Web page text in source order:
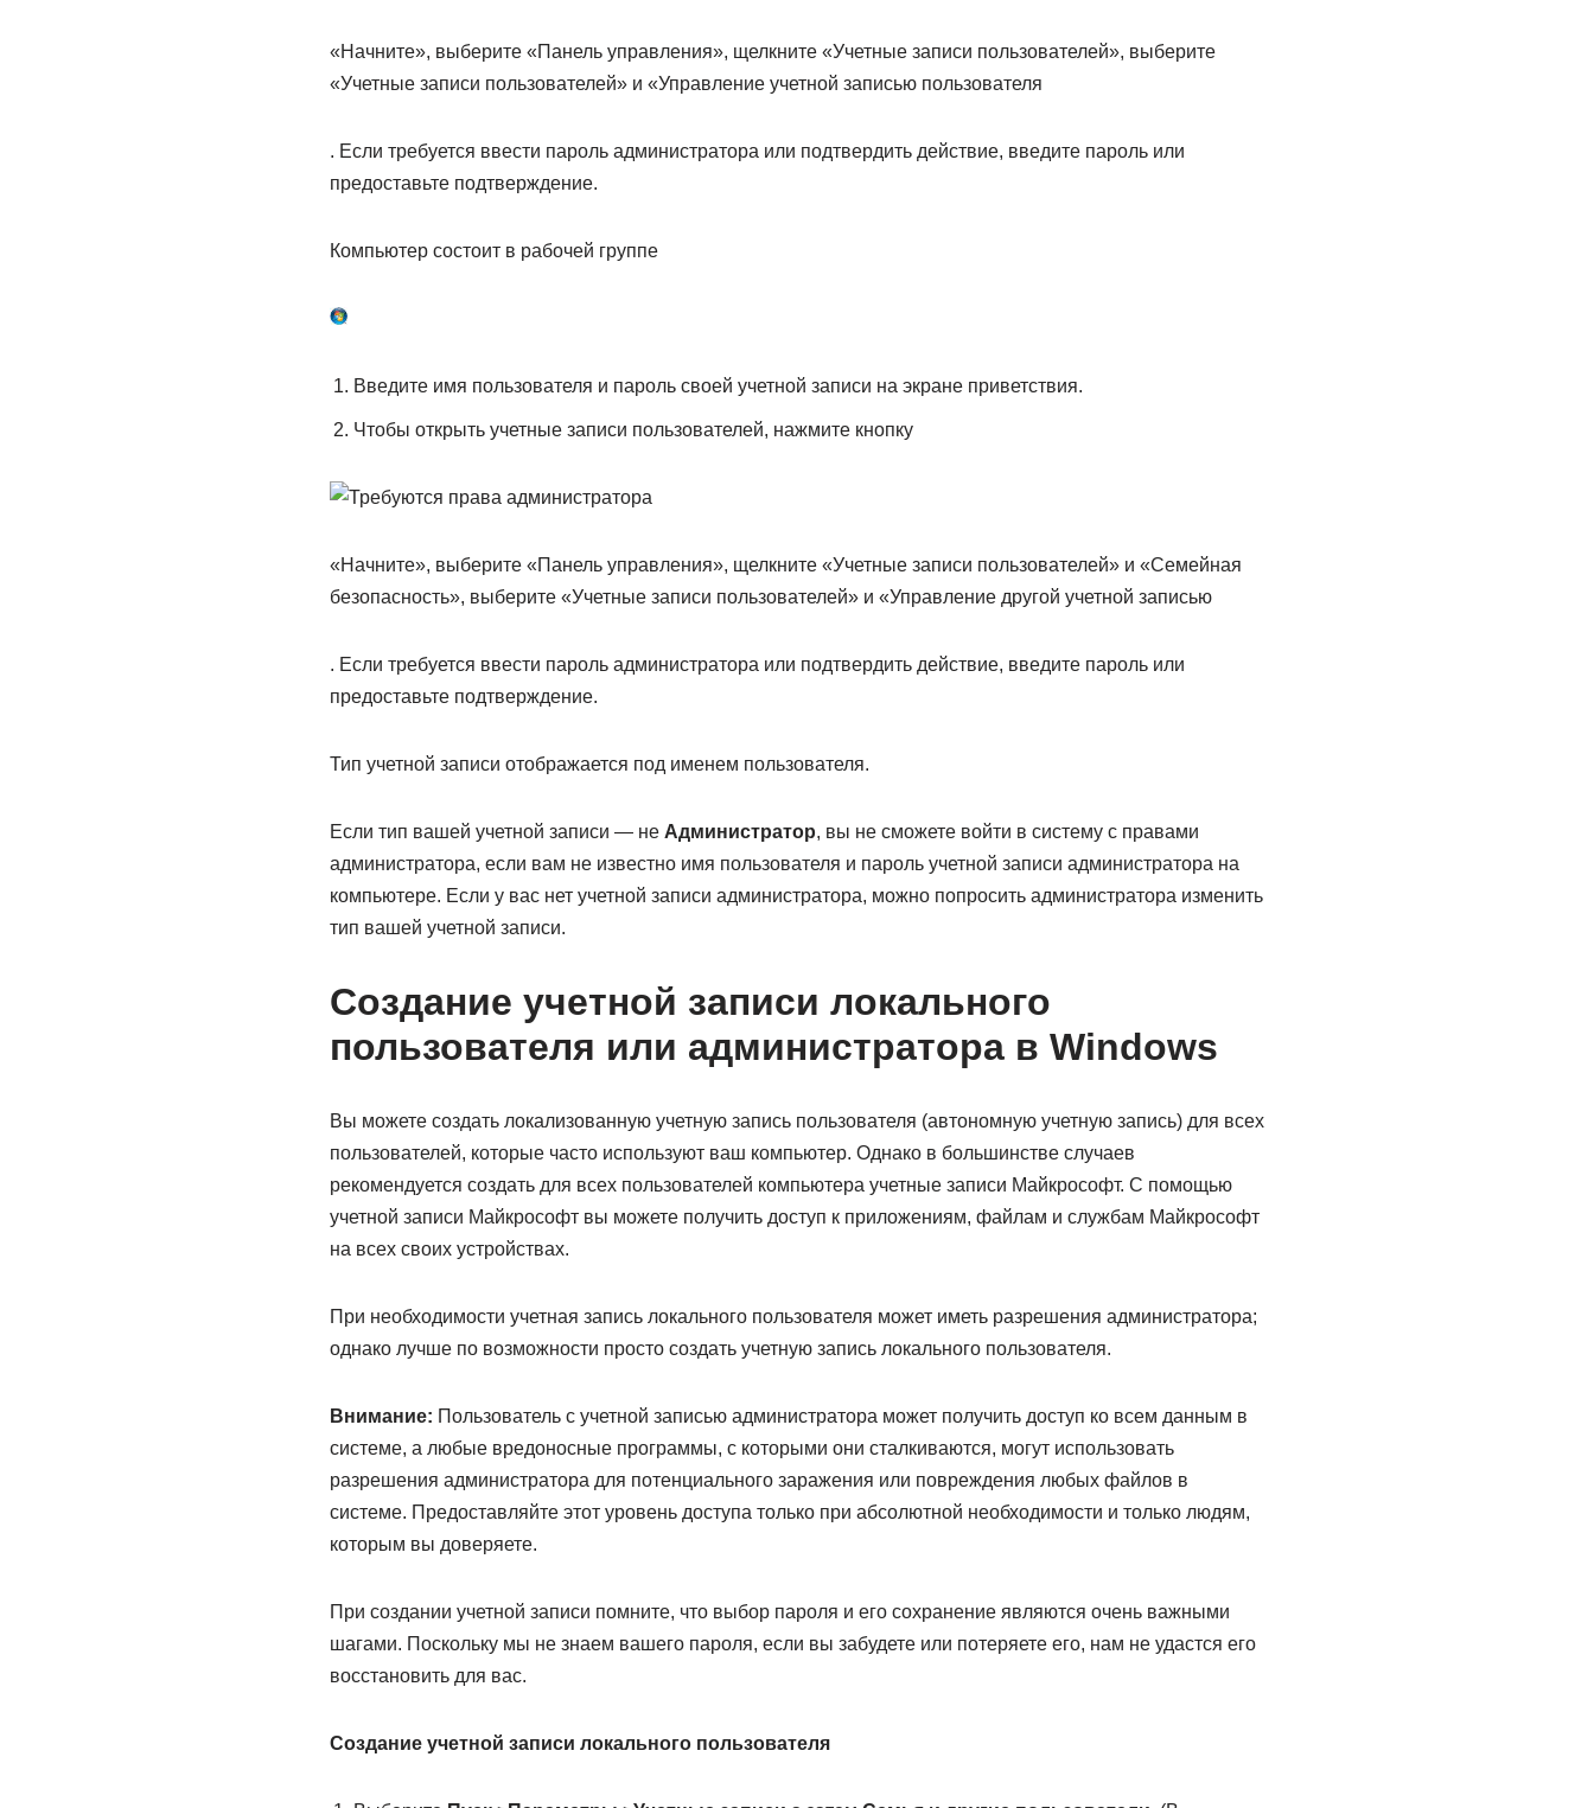
«Начните», выберите «Панель управления», щелкните «Учетные записи пользователей», выберите
«Учетные записи пользователей» и «Управление учетной записью пользователя
. Если требуется ввести пароль администратора или подтвердить действие, введите пароль или
предоставьте подтверждение.
Компьютер состоит в рабочей группе
Введите имя пользователя и пароль своей учетной записи на экране приветствия.
Чтобы открыть учетные записи пользователей, нажмите кнопку
«Начните», выберите «Панель управления», щелкните «Учетные записи пользователей» и «Семейная
безопасность», выберите «Учетные записи пользователей» и «Управление другой учетной записью
. Если требуется ввести пароль администратора или подтвердить действие, введите пароль или
предоставьте подтверждение.
Тип учетной записи отображается под именем пользователя.
Если тип вашей учетной записи — не Администратор, вы не сможете войти в систему с правами
администратора, если вам не известно имя пользователя и пароль учетной записи администратора на
компьютере. Если у вас нет учетной записи администратора, можно попросить администратора изменить
тип вашей учетной записи.
Создание учетной записи локального
пользователя или администратора в Windows
Вы можете создать локализованную учетную запись пользователя (автономную учетную запись) для всех
пользователей, которые часто используют ваш компьютер. Однако в большинстве случаев
рекомендуется создать для всех пользователей компьютера учетные записи Майкрософт. С помощью
учетной записи Майкрософт вы можете получить доступ к приложениям, файлам и службам Майкрософт
на всех своих устройствах.
При необходимости учетная запись локального пользователя может иметь разрешения администратора;
однако лучше по возможности просто создать учетную запись локального пользователя.
Внимание: Пользователь с учетной записью администратора может получить доступ ко всем данным в
системе, а любые вредоносные программы, с которыми они сталкиваются, могут использовать
разрешения администратора для потенциального заражения или повреждения любых файлов в
системе. Предоставляйте этот уровень доступа только при абсолютной необходимости и только людям,
которым вы доверяете.
При создании учетной записи помните, что выбор пароля и его сохранение являются очень важными
шагами. Поскольку мы не знаем вашего пароля, если вы забудете или потеряете его, нам не удастся его
восстановить для вас.
Создание учетной записи локального пользователя